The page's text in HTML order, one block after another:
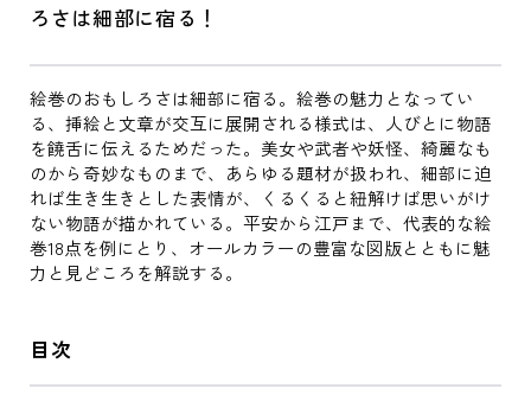
ろさは細部に宿る！
絵巻のおもしろさは細部に宿る。絵巻の魅力となってい
る、挿絵と文章が交互に展開される様式は、人びとに物語
を饒舌に伝えるためだった。美女や武者や妖怪、綺麗なも
のから奇妙なものまで、あらゆる題材が扱われ、細部に迫
れば生き生きとした表情が、くるくると紐解けば思いがけ
ない物語が描かれている。平安から江戸まで、代表的な絵
巻18点を例にとり、オールカラーの豊富な図版とともに魅
力と見どころを解説する。
目次